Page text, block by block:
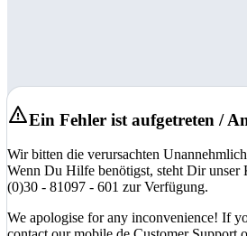
Ein Fehler ist aufgetreten /
Wir bitten die verursachten
Wenn Du Hilfe benötigst, steht Dir unser
(0)30 - 81097 - 601 zur Verfügung.
We apologise for any inconvenience! If